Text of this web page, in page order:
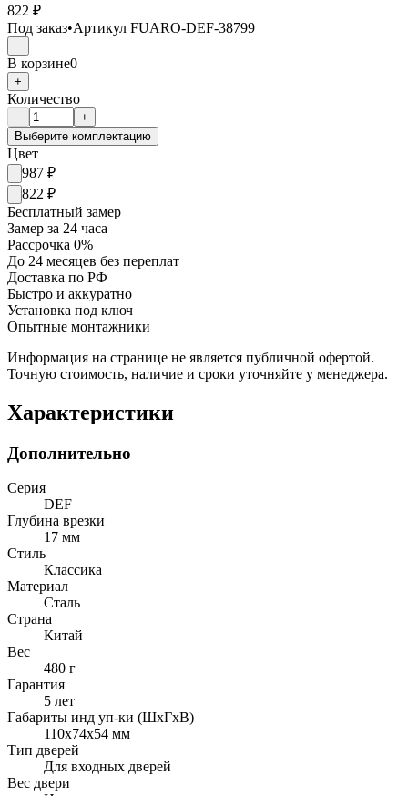
822 ₽
Под заказ•Артикул FUARO-DEF-38799
−
В корзине0
+
Количество
−
+
Выберите комплектацию
Цвет
987 ₽
822 ₽
Бесплатный замер
Замер за 24 часа
Рассрочка 0%
До 24 месяцев без переплат
Доставка по РФ
Быстро и аккуратно
Установка под ключ
Опытные монтажники
Информация на странице не является публичной офертой.
Точную стоимость, наличие и сроки уточняйте у менеджера.
Характеристики
Дополнительно
Серия
DEF
Глубина врезки
17 мм
Стиль
Классика
Материал
Сталь
Страна
Китай
Вес
480 г
Гарантия
5 лет
Габариты инд уп-ки (ШхГхВ)
110x74x54 мм
Тип дверей
Для входных дверей
Вес двери